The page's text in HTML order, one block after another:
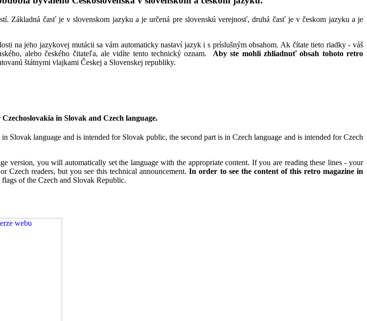
Základná časť je v slovenskom jazyku a je určená pre slovenskú verejnosť, druhá časť je v českom jazyku a je
na jeho jazykovej mutácii sa vám automaticky nastaví jazyk i s príslušným obsahom. Ak čítate tieto riadky - váš
alebo českého čitateľa, ale vidíte tento technický oznam. Aby ste mohli zhliadnuť obsah tohoto retro
štátnymi vlajkami Českej a Slovenskej republiky.
in Slovak and Czech language.
Slovak language and is intended for Slovak public, the second part is in Czech language and is intended for Czech
version, you will automatically set the language with the appropriate content. If you are reading these lines - your
Czech readers, but you see this technical announcement.In order to see the content of this retro magazine in
of the Czech and Slovak Republic.